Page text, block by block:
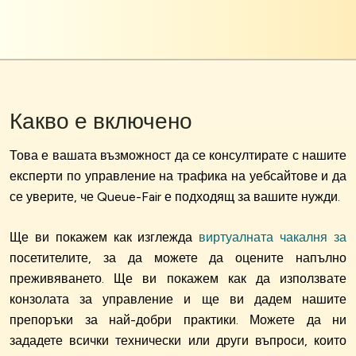
Какво е включено
Това е вашата възможност да се консултирате с нашите
експерти по управление на трафика на уебсайтове и да
се уверите, че Queue-Fair е подходящ за вашите нужди.
Ще ви покажем как изглежда виртуалната чакалня за
посетителите, за да можете да оцените напълно
преживяването. Ще ви покажем как да използвате
конзолата за управление и ще ви дадем нашите
препоръки за най-добри практики. Можете да ни
зададете всички технически или други въпроси, които